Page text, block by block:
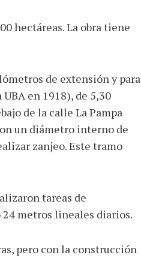
hectáreas. La obra tiene
de extensión y para
en 1918), de 5,30
de la calle La Pampa
un diámetro interno de
zanjeo. Este tramo
tareas de
metros lineales diarios.
pero con la construcción